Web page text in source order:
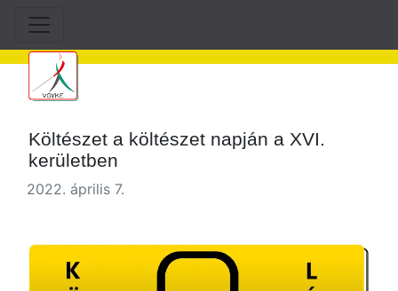
Költészet a költészet napján a XVI.
kerületben
2022. április 7.